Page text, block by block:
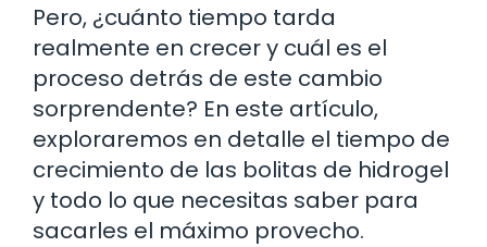
Pero, ¿cuánto tiempo tarda
realmente en crecer y cuál es el
proceso detrás de este cambio
sorprendente? En este artículo,
exploraremos en detalle el tiempo de
crecimiento de las bolitas de hidrogel
y todo lo que necesitas saber para
sacarles el máximo provecho.